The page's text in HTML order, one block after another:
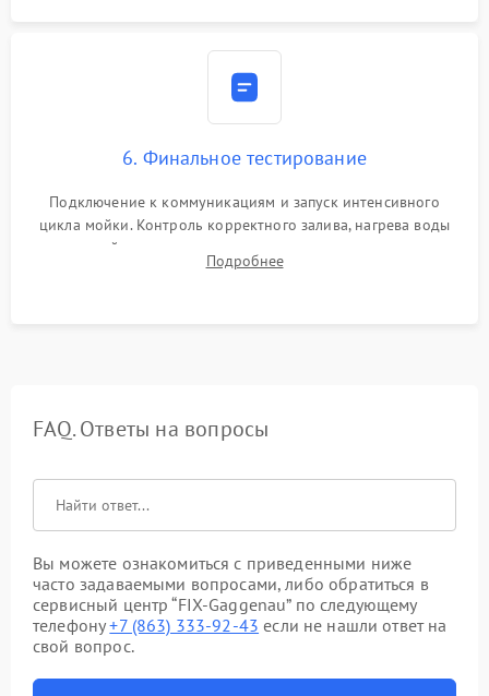
6. Финальное тестирование
Подключение к коммуникациям и запуск интенсивного
цикла мойки. Контроль корректного залива, нагрева воды
до нужной температуры, отсутствия посторонних шумов,
штатного слива и абсолютной сухости в поддоне.
Подробнее
FAQ. Ответы на вопросы
Вы можете ознакомиться с приведенными ниже
часто задаваемыми вопросами, либо обратиться в
сервисный центр “FIX-Gaggenau” по следующему
телефону+7 (863) 333-92-43 если не нашли ответ на
свой вопрос.